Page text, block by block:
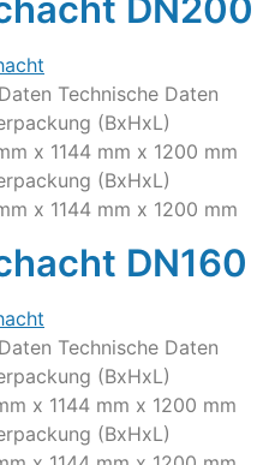
Technische Daten
(BxHxL)
x 1144 mm x 1200 mm
(BxHxL)
x 1144 mm x 1200 mm
DN160
Technische Daten
(BxHxL)
x 1144 mm x 1200 mm
(BxHxL)